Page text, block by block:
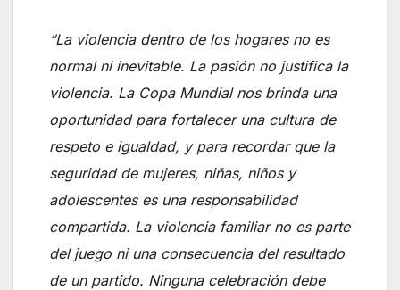
“La violencia dentro de los hogares no es
normal ni inevitable. La pasión no justifica la
violencia. La Copa Mundial nos brinda una
oportunidad para fortalecer una cultura de
respeto e igualdad, y para recordar que la
seguridad de mujeres, niñas, niños y
adolescentes es una responsabilidad
compartida. La violencia familiar no es parte
del juego ni una consecuencia del resultado
de un partido. Ninguna celebración debe